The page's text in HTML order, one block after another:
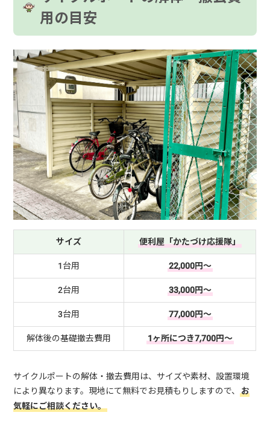
用の目安
サイズ
便利屋「かたづけ応援隊」
1台用
22,000円～
2台用
33,000円～
3台用
77,000円～
解体後の基礎撤去費用
1ヶ所につき7,700円～
サイクルポートの解体・撤去費用は、サイズや素材、設置環境
により異なります。現地にて無料でお見積もりしますので、お
気軽にご相談ください。